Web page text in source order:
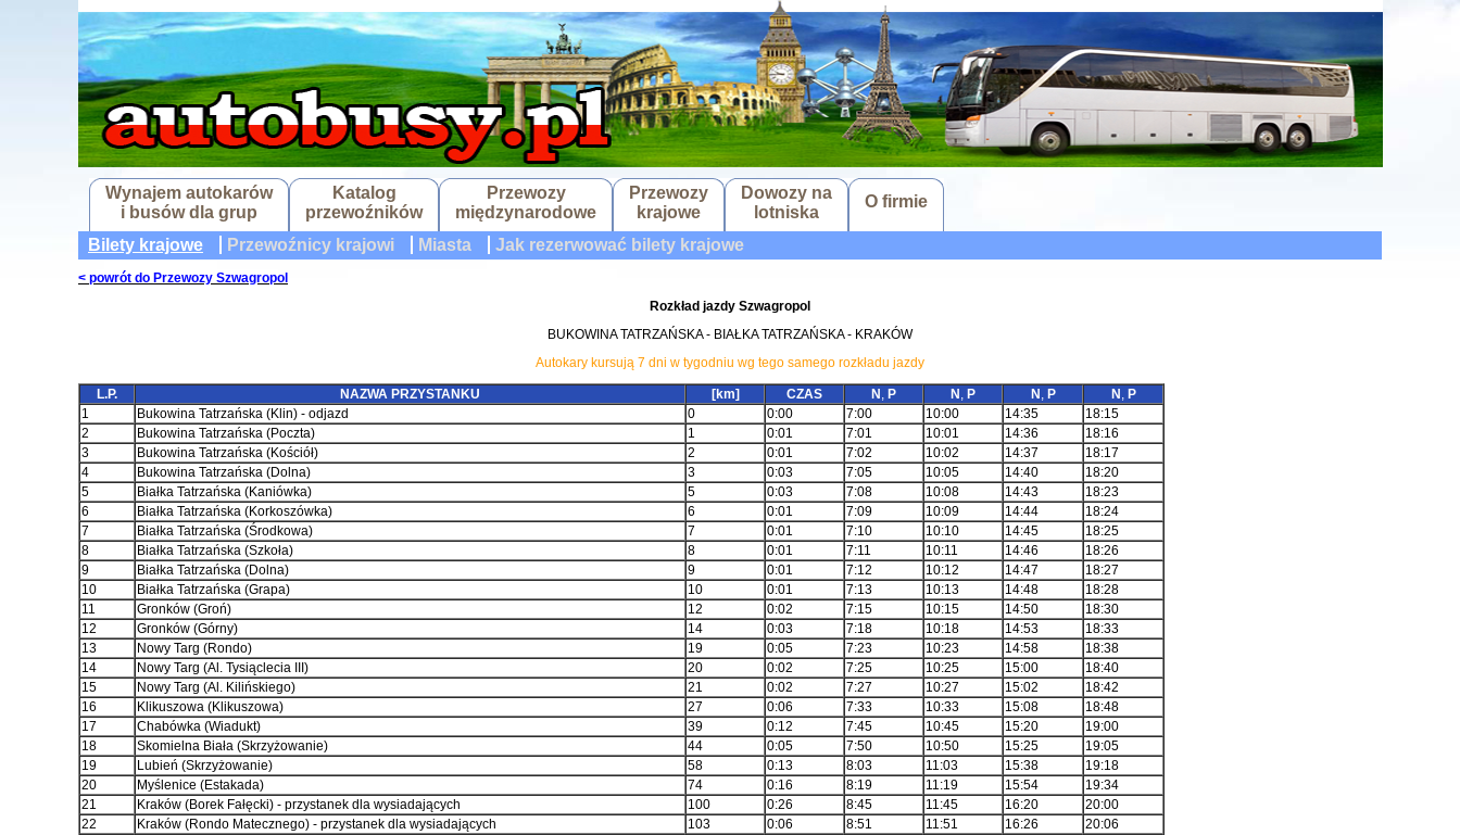
Wynajem autokarów
i busów dla grup
Katalog
przewoźników
Przewozy
międzynarodowe
Przewozy
krajowe
Dowozy na
lotniska
O firmie
Bilety krajowe Przewoźnicy krajowi Miasta Jak rezerwować bilety krajowe
< powrót do Przewozy Szwagropol
Rozkład jazdy Szwagropol
BUKOWINA TATRZAŃSKA - BIAŁKA TATRZAŃSKA - KRAKÓW
Autokary kursują 7 dni w tygodniu wg tego samego rozkładu jazdy
L.P. NAZWA PRZYSTANKU [km] CZAS N , P N , P N , P N , P
1
Bukowina Tatrzańska (Klin) - odjazd 0 0:00 7:00 10:00 14:35
18:15
2
Bukowina Tatrzańska (Poczta) 1 0:01 7:01 10:01 14:36
18:16
3
Bukowina Tatrzańska (Kościół) 2 0:01 7:02 10:02 14:37
18:17
4
Bukowina Tatrzańska (Dolna) 3 0:03 7:05 10:05 14:40
18:20
5
Białka Tatrzańska (Kaniówka) 5 0:03 7:08 10:08 14:43
18:23
6
Białka Tatrzańska (Korkoszówka) 6 0:01 7:09 10:09 14:44
18:24
7
Białka Tatrzańska (Środkowa) 7 0:01 7:10 10:10 14:45
18:25
8
Białka Tatrzańska (Szkoła) 8 0:01 7:11 10:11 14:46
18:26
9
Białka Tatrzańska (Dolna) 9 0:01 7:12 10:12 14:47
18:27
10
Białka Tatrzańska (Grapa) 10 0:01 7:13 10:13 14:48
18:28
11
Gronków (Groń) 12 0:02 7:15 10:15 14:50
18:30
12
Gronków (Górny) 14 0:03 7:18 10:18 14:53
18:33
13
Nowy Targ (Rondo) 19 0:05 7:23 10:23 14:58
18:38
14
Nowy Targ (Al. Tysiąclecia III) 20 0:02 7:25 10:25 15:00
18:40
15
Nowy Targ (Al. Kilińskiego) 21 0:02 7:27 10:27 15:02
18:42
16
Klikuszowa (Klikuszowa) 27 0:06 7:33 10:33 15:08
18:48
17
Chabówka (Wiadukt) 39 0:12 7:45 10:45 15:20
19:00
18
Skomielna Biała (Skrzyżowanie) 44 0:05 7:50 10:50 15:25
19:05
19
Lubień (Skrzyżowanie) 58 0:13 8:03 11:03 15:38
19:18
20
Myślenice (Estakada) 74 0:16 8:19 11:19 15:54
19:34
21
Kraków (Borek Fałęcki) - przystanek dla wysiadających 100 0:26 8:45 11:45 16:20
20:00
22
Kraków (Rondo Matecznego) - przystanek dla wysiadających 103 0:06 8:51 11:51 16:26
20:06